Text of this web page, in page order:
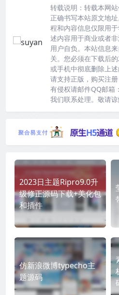
转载说明： 转载本网
正确书写本站原文地
程和内容信息仅限用
述内容用于商业或者
用户自负。本站信息
关。您必须在下载后
或手机中彻底删除上
请支持正版，购买注
有侵权请邮件QQ邮
我们联系处理。敬请谅
2023日主题Ripro9.0升
级修正源码下载+美化包
和插件
仿新浪微博typecho主
题源码